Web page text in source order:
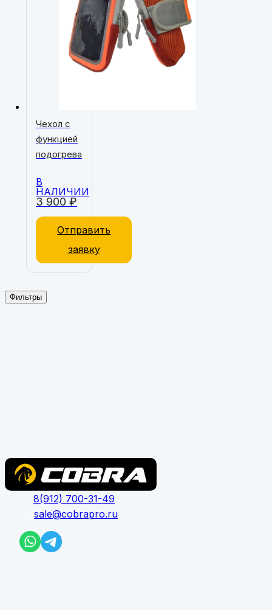
3 900 ₽
Чехол с
функцией
подогрева
В
НАЛИЧИИ
Отправить
заявку
Фильтры
8(912) 700-31-49
sale@cobrapro.ru